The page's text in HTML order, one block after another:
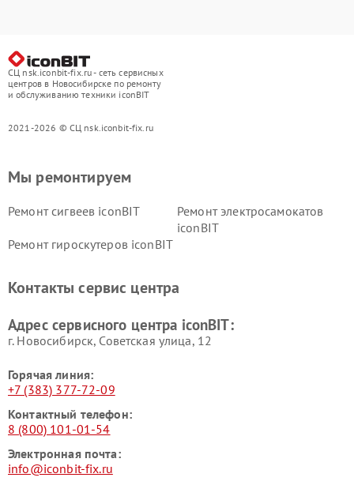
СЦ nsk.iconbit-fix.ru - сеть сервисных
центров в Новосибирске по ремонту
и обслуживанию техники iconBIT
2021-2026 © СЦ nsk.iconbit-fix.ru
Мы ремонтируем
Ремонт сигвеев iconBIT
Ремонт электросамокатов
iconBIT
Ремонт гироскутеров iconBIT
Контакты сервис центра
Адрес сервисного центра iconBIT:
г. Новосибирск, Советская улица, 12
Горячая линия:
+7 (383) 377-72-09
Контактный телефон:
8 (800) 101-01-54
Электронная почта:
info@iconbit-fix.ru